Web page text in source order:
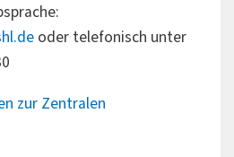
oder telefonisch unter
zur Zentralen